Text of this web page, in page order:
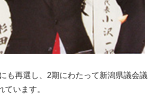
も再選し、2期にわたって新潟県議会議
ています。